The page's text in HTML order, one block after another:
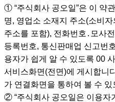
① “주식회사 공오일”은 이 약
명, 영업소 소재지 주소(소비
주소를 포함), 전화번호․모사
등록번호, 통신판매업 신고번
용자가 쉽게 알 수 있도록 00
서비스화면(전면)에 게시합니
가 연결화면을 통하여 볼 수
② “주식회사 공오일은 이용자